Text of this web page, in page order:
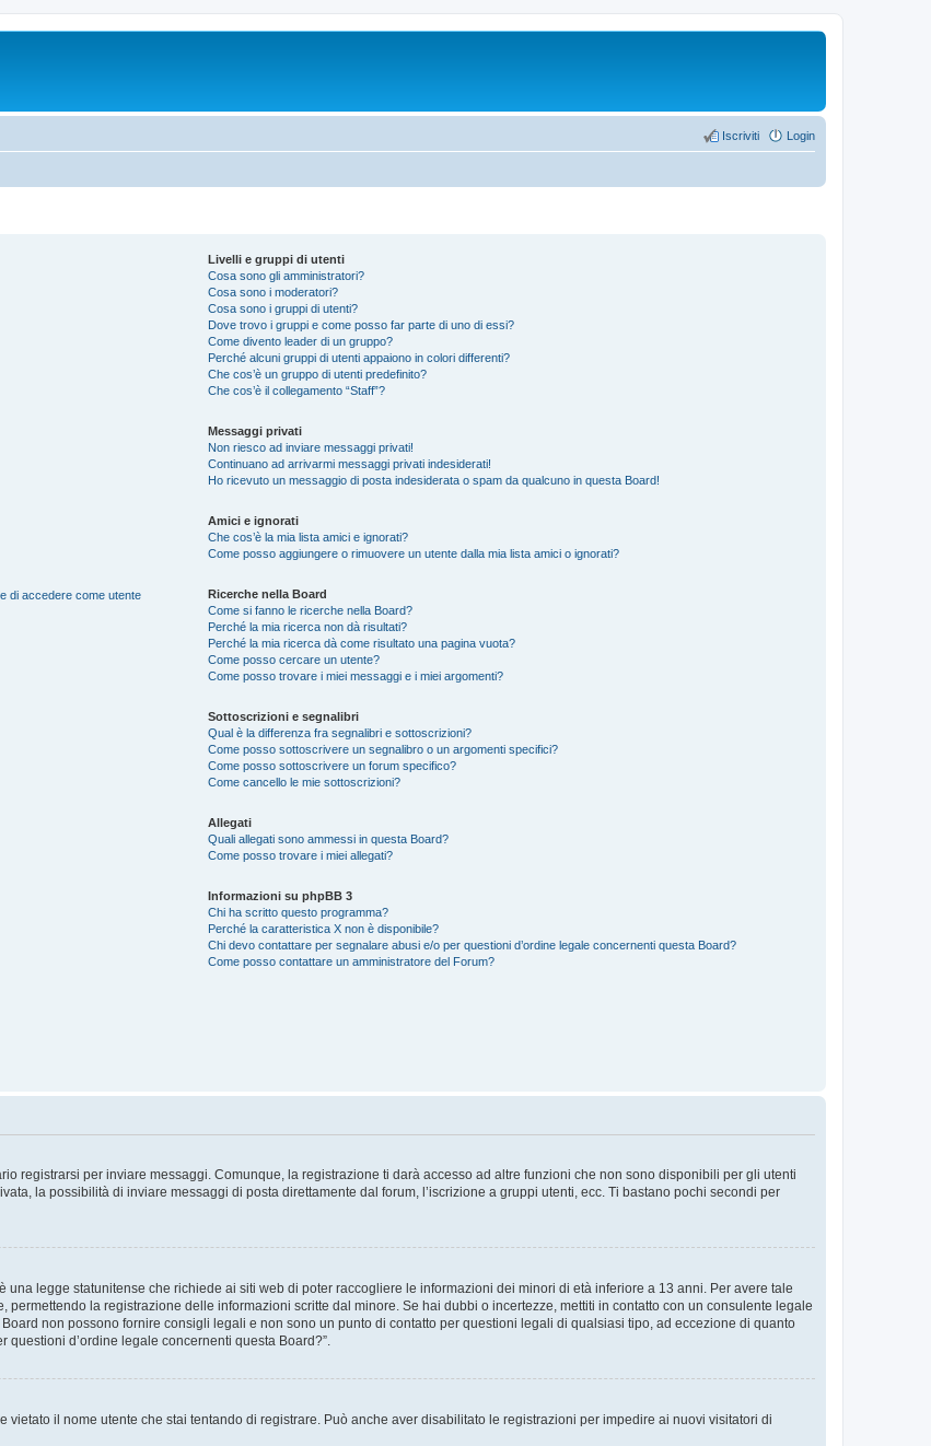
Login
Iscriviti
di accedere come utente
Livelli e gruppi di utenti
Cosa sono gli amministratori?
Cosa sono i moderatori?
Cosa sono i gruppi di utenti?
Dove trovo i gruppi e come posso far parte di uno di essi?
Come divento leader di un gruppo?
Perché alcuni gruppi di utenti appaiono in colori differenti?
Che cos’è un gruppo di utenti predefinito?
Che cos’è il collegamento “Staff”?
Messaggi privati
Non riesco ad inviare messaggi privati!
Continuano ad arrivarmi messaggi privati indesiderati!
Ho ricevuto un messaggio di posta indesiderata o spam da qualcuno in questa Board!
Amici e ignorati
Che cos’è la mia lista amici e ignorati?
Come posso aggiungere o rimuovere un utente dalla mia lista amici o ignorati?
Ricerche nella Board
Come si fanno le ricerche nella Board?
Perché la mia ricerca non dà risultati?
Perché la mia ricerca dà come risultato una pagina vuota?
Come posso cercare un utente?
Come posso trovare i miei messaggi e i miei argomenti?
Sottoscrizioni e segnalibri
Qual è la differenza fra segnalibri e sottoscrizioni?
Come posso sottoscrivere un segnalibro o un argomenti specifici?
Come posso sottoscrivere un forum specifico?
Come cancello le mie sottoscrizioni?
Allegati
Quali allegati sono ammessi in questa Board?
Come posso trovare i miei allegati?
Informazioni su phpBB 3
Chi ha scritto questo programma?
Perché la caratteristica X non è disponibile?
Chi devo contattare per segnalare abusi e/o per questioni d’ordine legale concernenti questa Board?
Come posso contattare un amministratore del Forum?
registrarsi per inviare messaggi. Comunque, la registrazione ti darà accesso ad altre funzioni che non sono disponibili per gli utenti
la possibilità di inviare messaggi di posta direttamente dal forum, l’iscrizione a gruppi utenti, ecc. Ti bastano pochi secondi per
legge statunitense che richiede ai siti web di poter raccogliere le informazioni dei minori di età inferiore a 13 anni. Per avere tale
la registrazione delle informazioni scritte dal minore. Se hai dubbi o incertezze, mettiti in contatto con un consulente legale
non possono fornire consigli legali e non sono un punto di contatto per questioni legali di qualsiasi tipo, ad eccezione di quanto
d’ordine legale concernenti questa Board?”.
il nome utente che stai tentando di registrare. Può anche aver disabilitato le registrazioni per impedire ai nuovi visitatori di